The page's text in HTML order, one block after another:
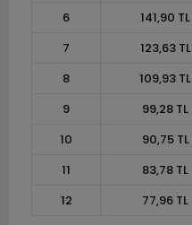
6
141,90 TL
7
123,63 TL
8
109,93 TL
9
99,28 TL
10
90,75 TL
11
83,78 TL
12
77,96 TL